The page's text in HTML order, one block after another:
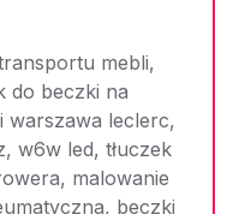
mebli,
do beczki na
warszawa leclerc,
w6w led, tłuczek
malowanie
beczki